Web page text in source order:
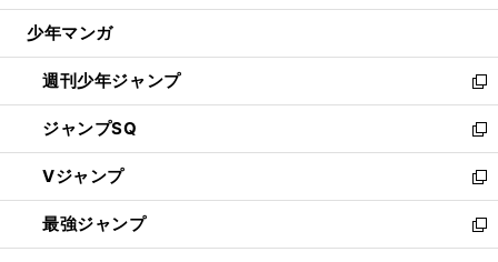
ウ
開
く
少年マンガ
週刊少年ジャンプ
新
し
い
ウ
ィ
ン
ド
ウ
ジャンプSQ
新
し
い
ウ
ィ
ン
Vジャンプ
新
し
い
ウ
最強ジャンプ
新
し